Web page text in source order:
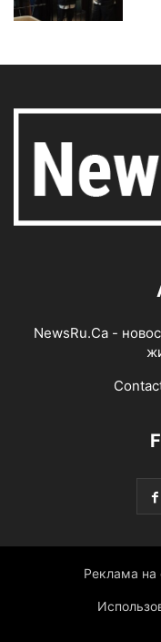
NewsRu.Ca -
Реклама на